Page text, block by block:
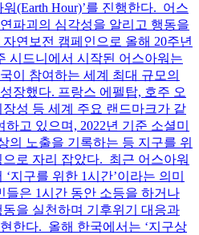
(Earth Hour)’를 진행한다. 어스
파괴의 심각성을 알리고 행동을
연보전 캠페인으로 올해 20주년
시드니에서 시작된 어스아워는
이 참여하는 세계 최대 규모의
장했다. 프랑스 에펠탑, 호주 오
성 등 세계 주요 랜드마크가 같
고 있으며, 2022년 기준 소셜미
의 노출을 기록하는 등 지구를 위
로 자리 잡았다. 최근 어스아워
지구를 위한 1시간’이라는 의미
들은 1시간 동안 소등을 하거나
을 실천하며 기후위기 대응과
한다. 올해 한국에서는 ‘지구상